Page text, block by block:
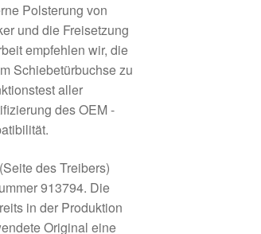
Polsterung von
und die Freisetzung
empfehlen wir, die
Schiebetürbuchse zu
aller
des OEM -
des Treibers)
913794. Die
in der Produktion
Original eine